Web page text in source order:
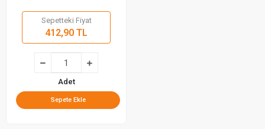
Sepetteki Fiyat
412,90 TL
Adet
Sepete Ekle